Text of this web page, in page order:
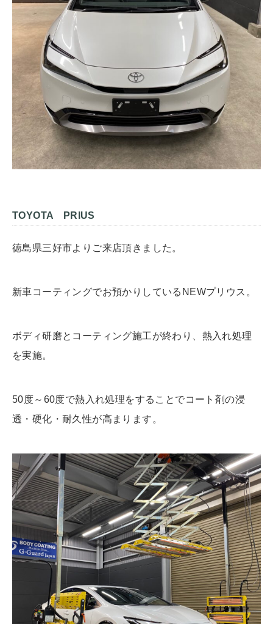
TOYOTA PRIUS
徳島県三好市よりご来店頂きました。
新車コーティングでお預かりしているNEWプリウス。
ボディ研磨とコーティング施工が終わり、熱入れ処理
を実施。
50度～60度で熱入れ処理をすることでコート剤の浸
透・硬化・耐久性が高まります。